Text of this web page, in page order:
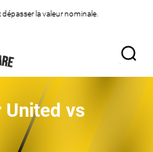
la valeur nominale.
vs